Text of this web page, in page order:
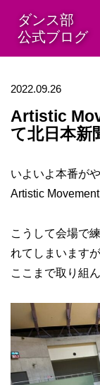
ダンス部
公式ブログ
2022.09.26
Artistic
て北日本新
いよいよ本番が
Artistic
こうして会場で
れてしまいます
ここまで取り組